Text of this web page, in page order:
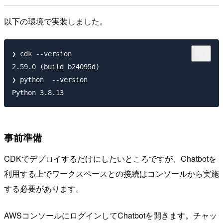
以下の環境で実装しました。
❯ cdk --version
2.59.0 (build b24095d)
❯ python  --version
事前準備
CDKでデプロイするだけにしたいところですが、Chatbotを
利用する上でワークスペースとの接続はコンソールから実施
する必要があります。
AWSコンソールにログインしてChatbotを開きます。チャッ